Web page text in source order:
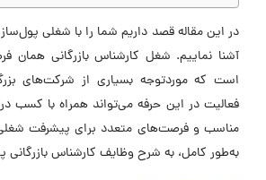
در این مقاله قصد داریم شما را با شغلی
آشنا نماییم. شغل کارشناس بازرگانی همان
است که موردتوجه بسیاری از شرکت‌های
فعالیت در این حرفه می‌تواند همراه با کسب
مناسب و فرصت‌های متعدد برای پیشرفت
به‌طور کامل، به شرح وظایف کارشناس بازرگانی